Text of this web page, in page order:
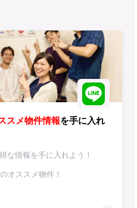
スメ物件情報を手に入れ
な情報を手に入れよう！
オススメ物件！